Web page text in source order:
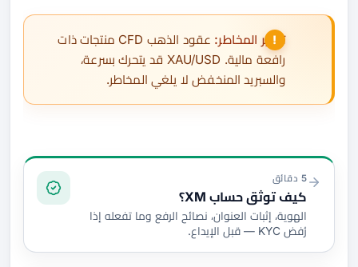
تحذير المخاطر:
عقود الذهب CFD منتجات ذات
رافعة مالية. XAU/USD قد يتحرك بسرعة،
والسبريد المنخفض لا يلغي المخاطر.
التوثيق والتمويل
5 دقائق
كيف توثق حساب XM؟
الهوية، إثبات العنوان، نصائح الرفع وما تفعله إذا
رُفض KYC — قبل الإيداع.